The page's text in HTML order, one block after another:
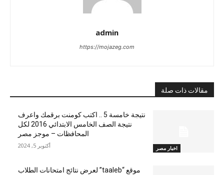
admin
https://mojazeg.com
مقالات ذات صلة
اخبار مصر
نتيجة خامسة 5 .. اكتب كومنت برقمك واعرف
نتيجة الصف الخامس الابتدائي 2016 لكل
المحافظات – موجز مصر
أكتوبر 5, 2024
موقع “taaleb” لعرض نتائج امتحانات الطلاب